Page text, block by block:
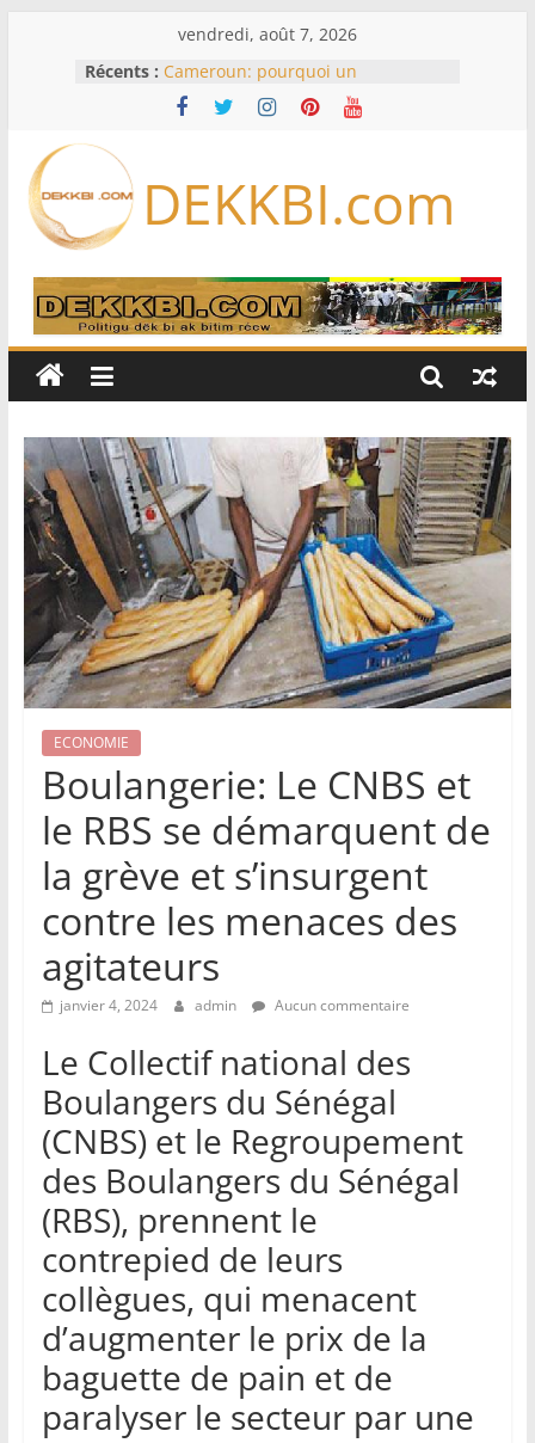
vendredi, août 7, 2026
Récents : Cameroun: pourquoi un
remaniement au sommet de
l’armée alors que Paul Biya est hors
logiciels écrits par l’IA, dominé par
Anthropic et OpenAI
Disney s’associe à TikTok pour tirer
davantage profit de ses univers
légendaires
France – Algérie: l’affaire Mehdi
policière contre le narcotrafic
DEKKBI.com
ECONOMIE
Boulangerie: Le CNBS et
le RBS se démarquent de
la grève et s’insurgent
contre les menaces des
agitateurs
janvier 4, 2024 admin Aucun commentaire
Le Collectif national des
Boulangers du Sénégal
(CNBS) et le Regroupement
des Boulangers du Sénégal
(RBS), prennent le
contrepied de leurs
collègues, qui menacent
d’augmenter le prix de la
baguette de pain et de
paralyser le secteur par une